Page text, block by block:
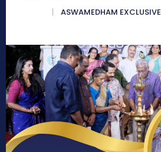
ASWAMEDHAM EXCLUSIVE